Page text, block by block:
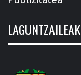
LAGUNTZAILEAK